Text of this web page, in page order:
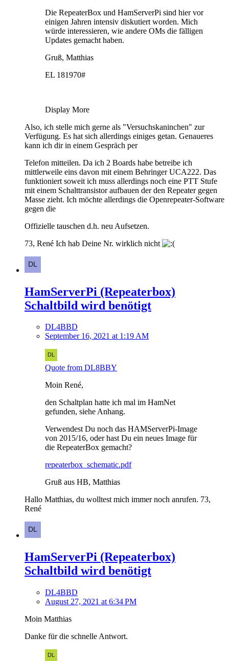
Die RepeaterBox und HamServerPi sind hier vor
einigen Jahren intensiv diskutiert worden. Mich
würde interessieren, wie andere OMs die fälligen
Updates gemacht haben.
Gruß, Matthias
EL 181970#
Display More
Also, ich stelle mich gerne als "Versuchskaninchen" zur
Verfügung. Es hat sich allerdings einiges getan. Genaueres
kann ich dir in einem Gespräch per
Telefon mitteilen. Da ich 2 Boards habe betreibe ich
mittlerweile eins davon mit einem Behringer UCA222. Das
funktioniert soweit ich muss allerdings noch eine PTT Stufe
mit einem Schalttransistor aufbauen der den Repeater gegen
Masse zieht. Ich möchte allerdings die Openrepeater-Software
gegen die
Offizielle tauschen d.h. neu Aufsetzen.
73, René Ich hab Deine Nr. wirklich nicht
HamServerPi (Repeaterbox)
Schaltbild wird benötigt
DL4BBD
September 16, 2021 at 1:19 AM
Quote from DL8BBY
Moin René,
den Schaltplan hatte ich mal im HamNet
gefunden, siehe Anhang.
Verwendest Du noch das HAMServerPi-Image
von 2015/16, oder hast Du ein neues Image für
die RepeaterBox gemacht?
repeaterbox_schematic.pdf
Gruß aus HB, Matthias
Hallo Matthias, du wolltest mich immer noch anrufen. 73,
René
HamServerPi (Repeaterbox)
Schaltbild wird benötigt
DL4BBD
August 27, 2021 at 6:34 PM
Moin Matthias
Danke für die schnelle Antwort.